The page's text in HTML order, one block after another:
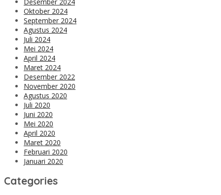
Oktober 2024
September 2024
Agustus 2024
Juli 2024
Mei 2024
April 2024
Maret 2024
Desember 2022
November 2020
Agustus 2020
Juli 2020
Juni 2020
Mei 2020
April 2020
Maret 2020
Februari 2020
Januari 2020
Categories